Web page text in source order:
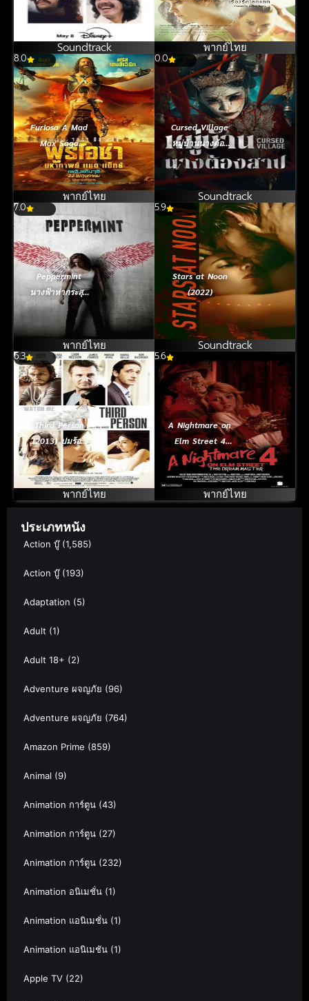
Soundtrack
World เรื่องรักโลก
แตก (2016)
พากย์ไทย
8.0
Furiosa A Mad
Max Saga
(2024) ฟูริโอซ่า
มหากาพย์ แมด
แม็กซ์พากย์ไทย
0.0
Cursed Village
หมู่บ้านนางต้อง
สาป (2026)
Soundtrack
7.0
Peppermint
นางฟ้าห่ากระสุน
(2018)
พากย์ไทย
5.9
Stars at Noon
(2022)
Soundtrack
6.3
Third Person
(2013) ปมร้อน
ซ่อนรัก
พากย์ไทย
5.6
A Nightmare on
Elm Street 4
The Dream
Master (1988)
นิ้วขเมือบ ภาค 4
พากย์ไทย
ประเภทหนัง
Action บู๊(1,585)
Action บู๊(193)
Adaptation (5)
Adult (1)
Adult 18+ (2)
Adventure ผจญภัย (96)
Adventure ผจญภัย (764)
Amazon Prime (859)
Animal (9)
Animation การ์ตูน (43)
Animation การ์ตูน (27)
Animation การ์ตูน (232)
Animation อนิเมชั่น (1)
Animation แอนิเมชั่น (1)
Animation แอนิเมชัน (1)
Apple TV (22)